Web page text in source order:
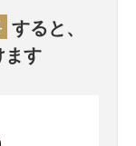
すると、
ます